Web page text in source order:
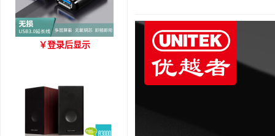
优越者Y-C479国标无氧铜
￥登录后显示